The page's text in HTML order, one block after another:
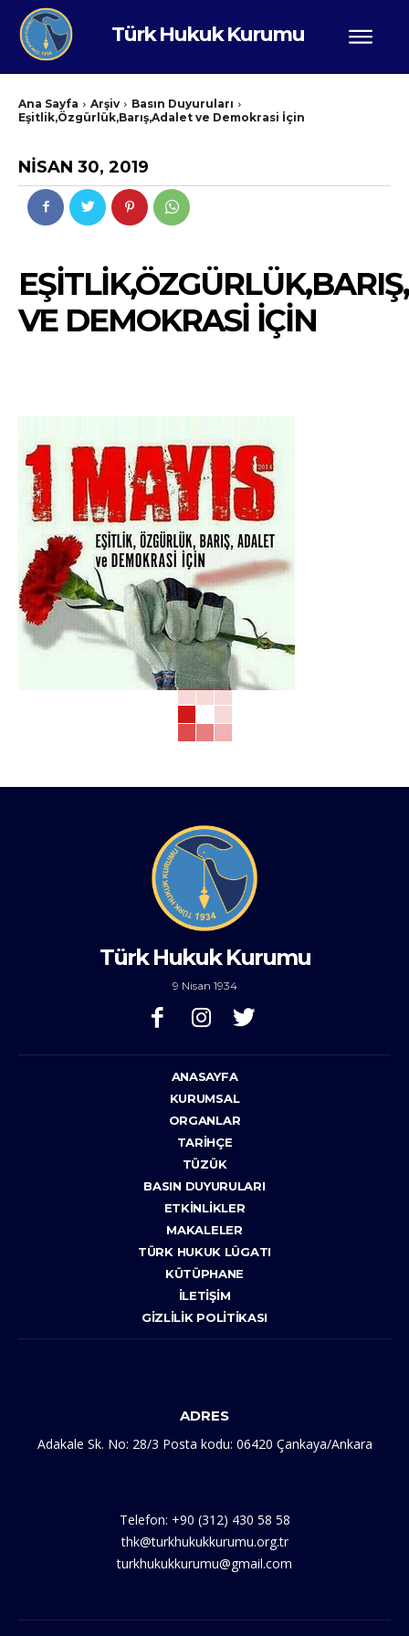
Türk Hukuk Kurumu
Ana Sayfa Arşiv
Basın Duyuruları
Eşitlik,Özgürlük,Barış,Adalet ve Demokrasi İçin
NISAN 30, 2019
VE DEMOKRASI İÇIN
Türk Hukuk Kurumu
9 Nisan 1934
ANASAYFA
KURUMSAL
ORGANLAR
TARIHÇE
TÜZÜK
BASIN DUYURULARI
ETKINLIKLER
MAKALELER
TÜRK HUKUK LÛGATI
KÜTÜPHANE
İLETIŞIM
GIZLILIK POLITIKASI
ADRES
Adakale Sk. No: 28/3 Posta kodu: 06420 Çankaya/Ankara
Telefon: +90 (312) 430 58 58
thk@turkhukukkurumu.org.tr
turkhukukkurumu@gmail.com